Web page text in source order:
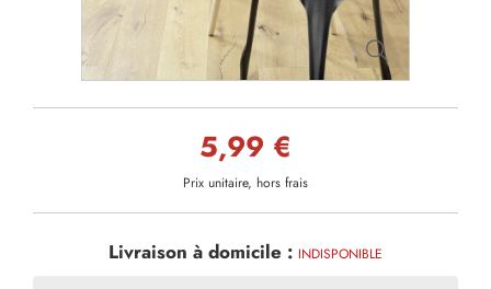
5,99 €
Prix unitaire, hors frais
Livraison à domicile : INDISPONIBLE